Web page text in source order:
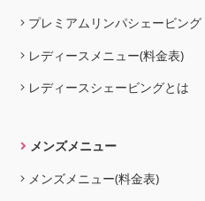
プレミアムリンパシェービング
レディースメニュー(料金表)
レディースシェービングとは
メンズメニュー
メンズメニュー(料金表)